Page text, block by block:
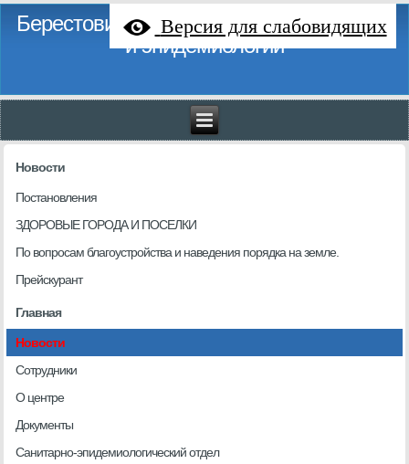
Версия для слабовидящих
Берестовицкий районный центр гигиены
и эпидемиологии
Новости
Постановления
ЗДОРОВЫЕ ГОРОДА И ПОСЕЛКИ
По вопросам благоустройства и наведения порядка на земле.
Прейскурант
Главная
Новости
Сотрудники
О центре
Документы
Санитарно-эпидемиологический отдел